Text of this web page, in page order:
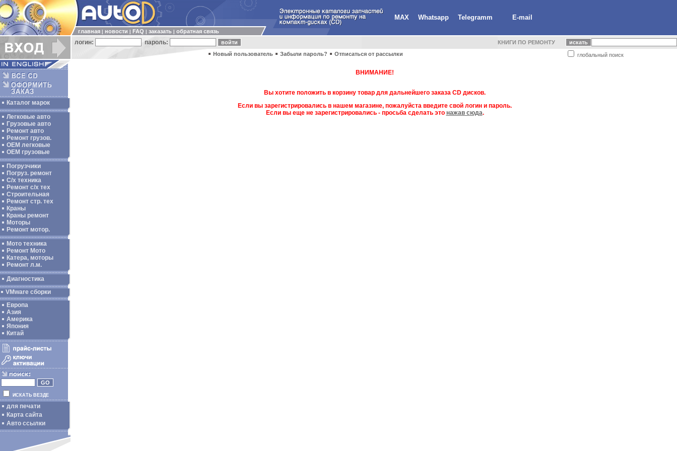
MAX Whatsapp Telegramm E-mail
главная новости FAQ заказать обратная связь
логин: пароль: КНИГИ ПО РЕМОНТУ
глобальный поиск
Новый пользователь Забыли пароль? Отписаться от рассылки
Каталог марок
Легковые авто
Грузовые авто
Ремонт авто
Ремонт грузов.
ОЕМ легковые
OEM грузовые
Погрузчики
Погруз. ремонт
С/х техника
Ремонт с/х тех
Строительная
Ремонт стр. тех
Краны
Краны ремонт
Моторы
Ремонт мотор.
Мото техника
Ремонт Мото
Катера, моторы
Ремонт л.м.
Диагностика
VMware сборки
Европа
Азия
Америка
Япония
Китай
ИСКАТЬ ВЕЗДЕ
для печати
Карта сайта
Авто ссылки
ВНИМАНИЕ!
Вы хотите положить в корзину товар для дальнейшего заказа CD дисков.
Если вы зарегистрировались в нашем магазине, пожалуйста введите свой логин и пароль.
Если вы еще не зарегистрировались - просьба сделать это нажав сюда.